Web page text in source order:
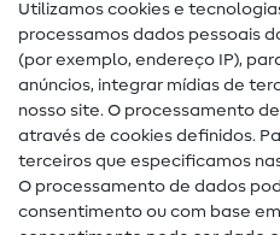
Guias de costura
Ajuda e contacto
Contacto
Mudança de proprietário
Utilizamos cookies e
processamos dados pessoais
(por exemplo, endereço IP),
anúncios, integrar mídias de
nosso site. O processamento
através de cookies definidos.
terceiros que especificamos
O processamento de dados
consentimento ou com base